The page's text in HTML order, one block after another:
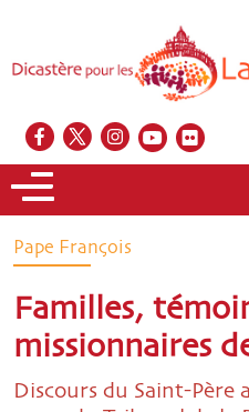
Pape François
Familles,
missionnaires
Discours du Saint-Père